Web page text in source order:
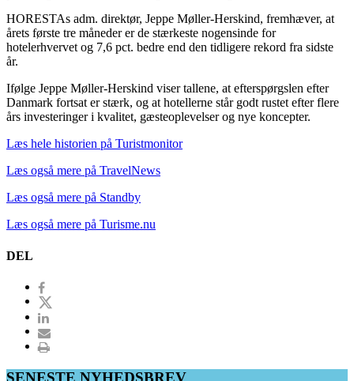
HORESTAs adm. direktør, Jeppe Møller-Herskind, fremhæver, at
årets første tre måneder er de stærkeste nogensinde for
hotelerhvervet og 7,6 pct. bedre end den tidligere rekord fra sidste
år.
Ifølge Jeppe Møller-Herskind viser tallene, at efterspørgslen efter
Danmark fortsat er stærk, og at hotellerne står godt rustet efter flere
års investeringer i kvalitet, gæsteoplevelser og nye koncepter.
Læs hele historien på Turistmonitor
Læs også mere på TravelNews
Læs også mere på Standby
Læs også mere på Turisme.nu
DEL
SENESTE NYHEDSBREV